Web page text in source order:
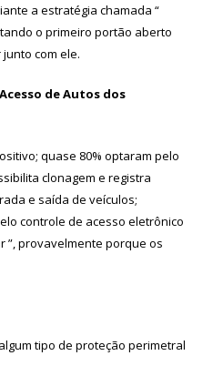
a estratégia chamada “
o primeiro portão aberto
com ele.
de Autos dos
quase 80% optaram pelo
clonagem e registra
e saída de veículos;
controle de acesso eletrônico
”, provavelmente porque os
tipo de proteção perimetral